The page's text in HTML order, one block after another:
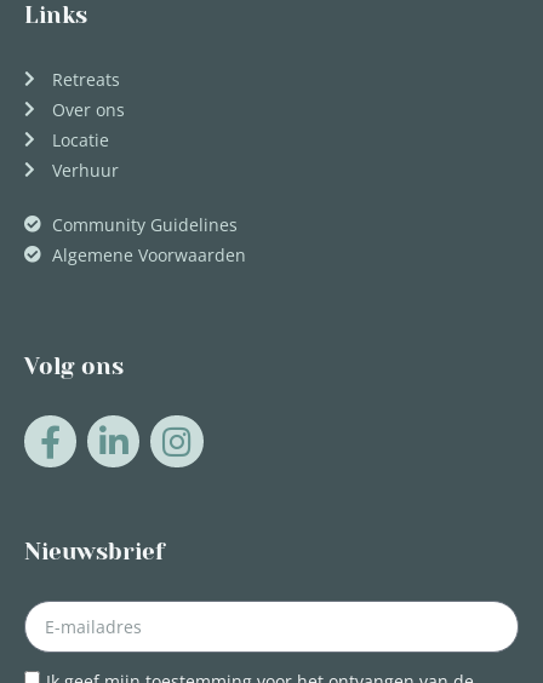
Links
Retreats
Over ons
Locatie
Verhuur
Community Guidelines
Algemene Voorwaarden
Volg ons
Nieuwsbrief